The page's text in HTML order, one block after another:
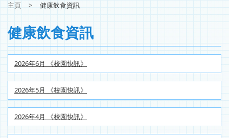
主頁 > 健康飲食資訊
健康飲食資訊
2026年6月 《校園快訊》
2026年5月 《校園快訊》
2026年4月 《校園快訊》